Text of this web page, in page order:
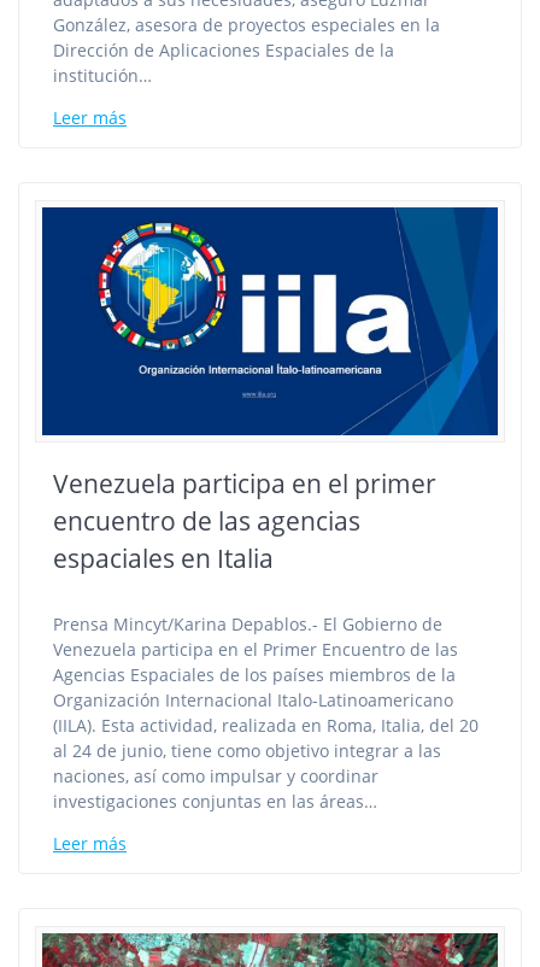
González, asesora de proyectos especiales en la
Dirección de Aplicaciones Espaciales de la
institución…
Leer más
Venezuela participa en el primer
encuentro de las agencias
espaciales en Italia
Prensa Mincyt/Karina Depablos.- El Gobierno de
Venezuela participa en el Primer Encuentro de las
Agencias Espaciales de los países miembros de la
Organización Internacional Italo-Latinoamericano
(IILA). Esta actividad, realizada en Roma, Italia, del 20
al 24 de junio, tiene como objetivo integrar a las
naciones, así como impulsar y coordinar
investigaciones conjuntas en las áreas…
Leer más